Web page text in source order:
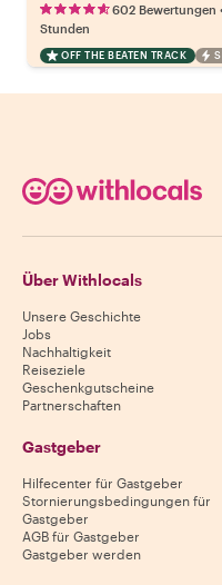
602 Bewertungen
Stunden
OFF THE BEATEN TRACK
Über Withlocals
Unsere Geschichte
Jobs
Nachhaltigkeit
Reiseziele
Geschenkgutscheine
Partnerschaften
Gastgeber
Hilfecenter für Gastgeber
Stornierungsbedingungen für
Gastgeber
AGB für Gastgeber
Gastgeber werden